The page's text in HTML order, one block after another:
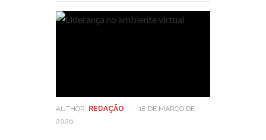
AUTHOR: REDAÇÃO -
18 DE MARÇO DE
2026